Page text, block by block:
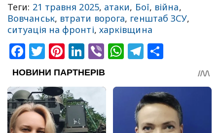
Теги: 21 травня 2025, атаки, Бої, війна,
Вовчанськ, втрати ворога, генштаб ЗСУ,
ситуація на фронті, харківщина
Facebook
Twitter
Pinterest
LinkedIn
ViberWhatsApp
Telegram